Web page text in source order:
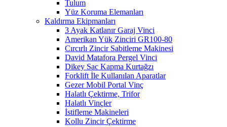
Tulum
Yüz Koruma Elemanları
Kaldırma Ekipmanları
3 Ayak Katlanır Garaj Vinci
Amerikan Yük Zinciri GR100-80
Cırcırlı Zincir Sabitleme Makinesi
David Matafora Pergel Vinci
Dikey Sac Kapma Kurtağzı
Forklift İle Kullanılan Aparatlar
Gezer Mobil Portal Vinç
Halatlı Çektirme, Trifor
Halatlı Vinçler
İstifleme Makineleri
Kollu Zincir Çektirme